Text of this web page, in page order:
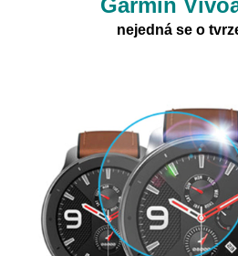
Garmin
nejedná se o